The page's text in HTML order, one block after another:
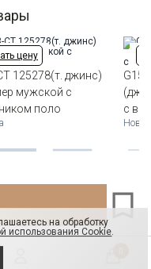
цену
125278(т. джинс)
мужской с
поло
с
на обработку
использования Cookie.